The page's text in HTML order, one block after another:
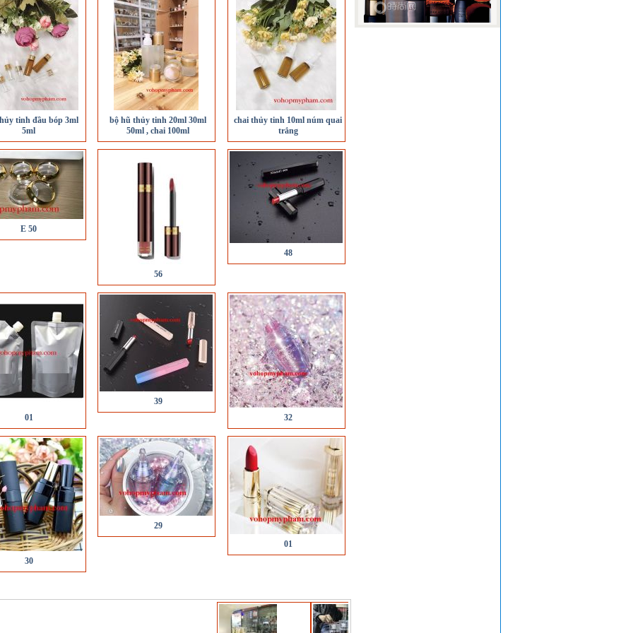
tinh đầu bóp 3ml
5ml
bộ hũ thủy tinh 20ml 30ml
50ml , chai 100ml
chai thủy tinh 10ml núm quai
trắng
E 50
56
48
01
39
32
30
29
01